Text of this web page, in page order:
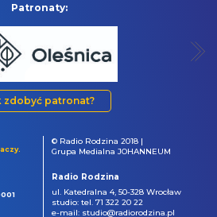
Patronaty:
zdobyć patronat?
© Radio Rodzina 2018 |
Grupa Medialna JOHANNEUM
Radio Rodzina
ul. Katedralna 4, 50-328 Wrocław
studio: tel. 71 322 20 22
e-mail: studio@radiorodzina.pl